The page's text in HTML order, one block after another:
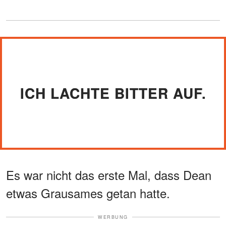
ICH LACHTE BITTER AUF.
Es war nicht das erste Mal, dass Dean
etwas Grausames getan hatte.
WERBUNG